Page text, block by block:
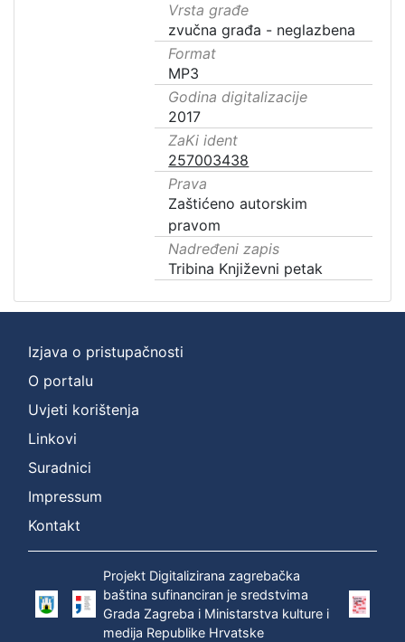
Vrsta građe
zvučna građa - neglazbena
Format
MP3
Godina digitalizacije
2017
ZaKi ident
257003438
Prava
Zaštićeno autorskim
pravom
Nadređeni zapis
Tribina Književni petak
Izjava o pristupačnosti
O portalu
Uvjeti korištenja
Linkovi
Suradnici
Impressum
Kontakt
Projekt Digitalizirana zagrebačka
baština sufinanciran je sredstvima
Grada Zagreba i Ministarstva kulture i
medija Republike Hrvatske